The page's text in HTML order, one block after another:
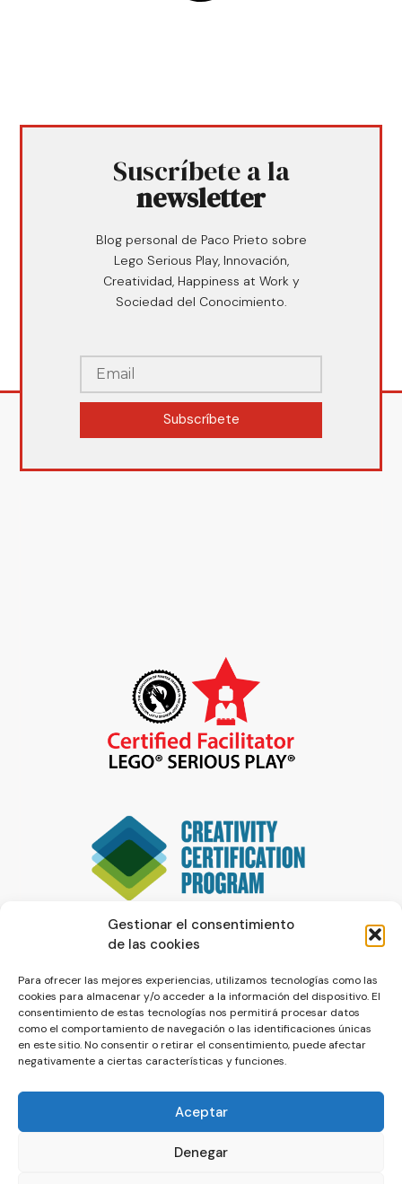
Gestionar el consentimiento
de las cookies
Para ofrecer las mejores experiencias, utilizamos tecnologías como las
cookies para almacenar y/o acceder a la información del dispositivo. El
consentimiento de estas tecnologías nos permitirá procesar datos
como el comportamiento de navegación o las identificaciones únicas
en este sitio. No consentir o retirar el consentimiento, puede afectar
negativamente a ciertas características y funciones.
Aceptar
Denegar
Suscríbete a la
newsletter
Blog personal de Paco Prieto sobre
Lego Serious Play, Innovación,
Creatividad, Happiness at Work y
Sociedad del Conocimiento.
Subscríbete